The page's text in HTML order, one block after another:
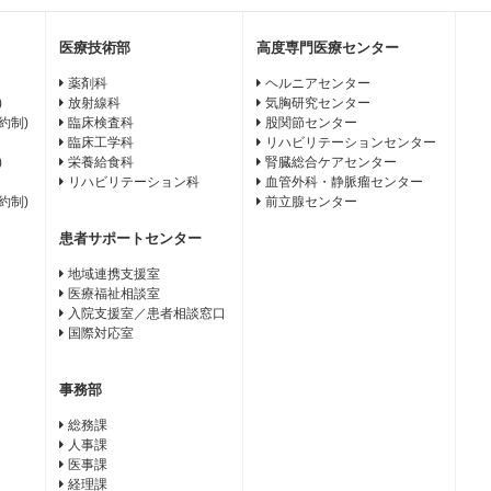
制)
制)
医療技術部
薬剤科
放射線科
臨床検査科
臨床工学科
栄養給食科
リハビリテーション科
患者サポートセンター
地域連携支援室
医療福祉相談室
入院支援室／患者相談窓口
国際対応室
事務部
総務課
人事課
医事課
経理課
高度専門医療センター
ヘルニアセンター
気胸研究センター
股関節センター
リハビリテーションセンター
腎臓総合ケアセンター
血管外科・静脈瘤センター
前立腺センター